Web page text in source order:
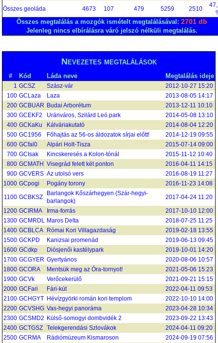
Összes geoláda
4673 107 479 5259 2510
Összes megtalálás a mozgók ismételt megtalálásával:2701 db
Jelenleg nincs elbírálásra váró jelszó nélküli megtalálás.
Nevezetes megtalálások
# Kód Láda neve Megtalálás ideje
1 GCSZ Szász-vár
2012-10-27 15:20
100 GCLaza Laza
2013-08-05 14:17
200 GCBUAR Budai Arborétum
2013-12-11 10:10
300 GCEKF2 Uránváros, Szilárd Leó park
2014-05-08 13:10
400 GCKaKu Kálváriakutató
2014-08-04 12:20
500 GC1956 Főhajtás az 56-os áldozatok sírjai előtt!
2014-12-19 09:55
600 GCfal0 Alpári Holt-Tisza
2015-07-14 09:00
700 GCIsak Kincskeresés a Kolon-tónál
2015-11-12 10:40
800 GCMATH Visegrád felett két ponton
2016-04-11 14:15
900 GCVERS Az utolsó vers
2016-08-19 11:27
1000 GCpogi Pogány torony
2016-11-23 14:08
1100 GCBKSZ
Barlangok Kőszárhegyen (Szár-hegyi-
barlangok)
2017-04-24 11:20
1200 GCIRMA Irma-forrás
2017-10-10 12:00
1300 GCMRDL Maros Delta
2018-07-25 11:25
1400 GCBLCA Római Kori Villagazdaság
2019-02-18 13:55
1500 GCKPD Kanizsai promenád
2019-06-13 09:45
1600 GCdkp Diósjenői kastélypark
2019-10-01 14:20
1700 GCGYER Gyertyános
2020-08-06 10:57
1800 GCORA Mentsük meg az Óra-tornyot!
2021-05-06 15:23
1900 GCVk Verőcekerülő
2021-09-21 15:15
2000 GCFari Fári-kút
2022-04-11 09:53
2100 GCHGYT Hévízgyörki román kori templom
2022-10-10 14:00
2200 GCVSHG Vas-hegyi panoráma
2023-04-28 10:34
2300 GCSMD2 Külső-somogyi dombvidék 2
2023-09-22 13:43
2400 GCTGSZ Telekgerendási Szlovákok
2024-04-11 09:20
2500 GCRMA Rádiómúzeum Kismaroson
2024-09-19 07:56